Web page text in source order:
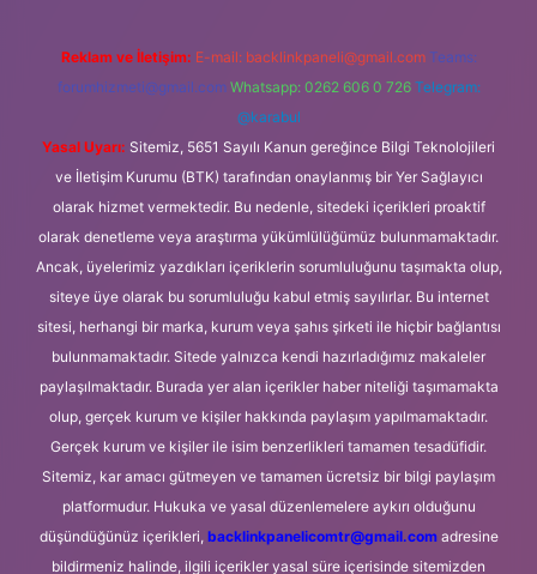
Reklam ve İletişim: E-mail: backlinkpaneli@gmail.com Teams:
forumhizmeti@gmail.com Whatsapp: 0262 606 0 726 Telegram:
@karabul
Yasal Uyarı: Sitemiz, 5651 Sayılı Kanun gereğince Bilgi Teknolojileri
ve İletişim Kurumu (BTK) tarafından onaylanmış bir Yer Sağlayıcı
olarak hizmet vermektedir. Bu nedenle, sitedeki içerikleri proaktif
olarak denetleme veya araştırma yükümlülüğümüz bulunmamaktadır.
Ancak, üyelerimiz yazdıkları içeriklerin sorumluluğunu taşımakta olup,
siteye üye olarak bu sorumluluğu kabul etmiş sayılırlar. Bu internet
sitesi, herhangi bir marka, kurum veya şahıs şirketi ile hiçbir bağlantısı
bulunmamaktadır. Sitede yalnızca kendi hazırladığımız makaleler
paylaşılmaktadır. Burada yer alan içerikler haber niteliği taşımamakta
olup, gerçek kurum ve kişiler hakkında paylaşım yapılmamaktadır.
Gerçek kurum ve kişiler ile isim benzerlikleri tamamen tesadüfidir.
Sitemiz, kar amacı gütmeyen ve tamamen ücretsiz bir bilgi paylaşım
platformudur. Hukuka ve yasal düzenlemelere aykırı olduğunu
düşündüğünüz içerikleri, backlinkpanelicomtr@gmail.comadresine
bildirmeniz halinde, ilgili içerikler yasal süre içerisinde sitemizden